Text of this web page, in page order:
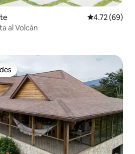
Calificación
4.72 (69)
al Volcán